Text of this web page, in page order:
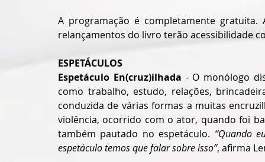
A programação é completamente
relançamentos do livro terão acessibilidade
ESPETÁCULOS
Espetáculo En(cruz)ilhada - O monólogo
como trabalho, estudo, relações,
conduzida de várias formas a muitas
violência, ocorrido com o ator, quando foi
também pautado no espetáculo. “Quando
espetáculo temos que falar sobre isso”, afirma